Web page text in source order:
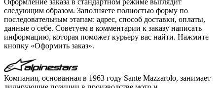
следующим образом. Заполняете полностью форму по
последовательным этапам: адрес, способ доставки, оплаты,
данные о себе. Советуем в комментарии к заказу написать
информацию, которая поможет курьеру вас найти. Нажмите
кнопку «Оформить заказ».
Компания, основанная в 1963 году Sante Mazzarolo, занимает